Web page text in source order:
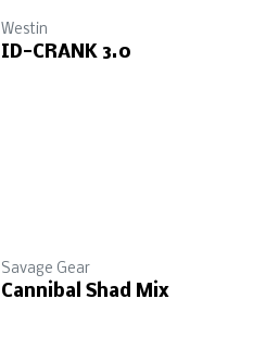
Westin
ID-CRANK 3.0
Savage Gear
Cannibal Shad Mix